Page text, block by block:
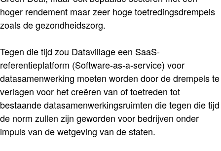
hoger rendement maar zeer hoge toetredingsdrempels
zoals de gezondheidszorg.
Tegen die tijd zou Datavillage een SaaS-
referentieplatform (Software-as-a-service) voor
datasamenwerking moeten worden door de drempels te
verlagen voor het creëren van of toetreden tot
bestaande datasamenwerkingsruimten die tegen die tijd
de norm zullen zijn geworden voor bedrijven onder
impuls van de wetgeving van de staten.